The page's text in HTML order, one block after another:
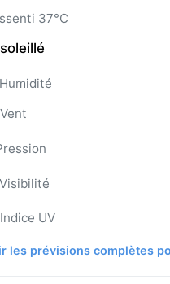
37°C
UV
les prévisions complètes